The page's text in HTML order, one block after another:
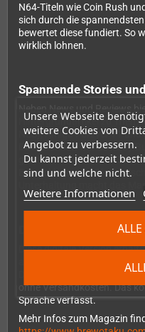
Unsere Webseite
weitere Cookies von
Angebot zu verbessern.
Du kannst jederzeit
sind und welche nicht.
Weitere Informationen
N64-Titeln wie Coin Rush
sich durch die
bewertet diese fundiert. So
wirklich lohnen.
Spannende Stories
Neben News und Reviews
Hintergrundartikel zu
NES), Amiga Forever 11
Das Interview mit Cowboy
gewährt Dir exklusive
Entwicklerszene. Diese
Digitaler Download
Diese digitale Version
all Deinen Geräten lesen
Download sofort zur
ohne Versandkosten. Das
Sprache verfasst.
Mehr Infos zum Magazin